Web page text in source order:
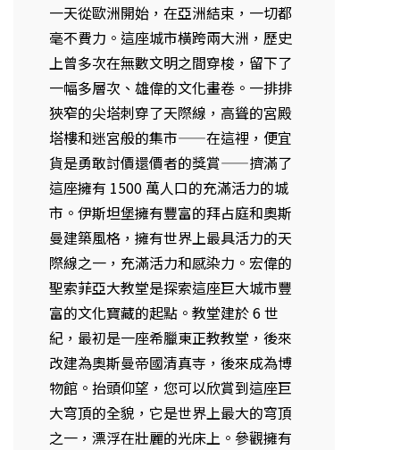
一天從歐洲開始，在亞洲結束，一切都
毫不費力。這座城市橫跨兩大洲，歷史
上曾多次在無數文明之間穿梭，留下了
一幅多層次、雄偉的文化畫卷。一排排
狹窄的尖塔刺穿了天際線，高聳的宮殿
塔樓和迷宮般的集市——在這裡，便宜
貨是勇敢討價還價者的獎賞——擠滿了
這座擁有 1500 萬人口的充滿活力的城
市。伊斯坦堡擁有豐富的拜占庭和奧斯
曼建築風格，擁有世界上最具活力的天
際線之一，充滿活力和感染力。宏偉的
聖索菲亞大教堂是探索這座巨大城市豐
富的文化寶藏的起點。教堂建於 6 世
紀，最初是一座希臘東正教教堂，後來
改建為奧斯曼帝國清真寺，後來成為博
物館。抬頭仰望，您可以欣賞到這座巨
大穹頂的全貌，它是世界上最大的穹頂
之一，漂浮在壯麗的光床上。參觀擁有